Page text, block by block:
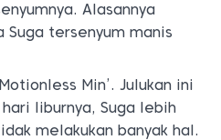
Alasannya
tersenyum manis
Min’. Julukan ini
liburnya, Suga lebih
melakukan banyak hal.